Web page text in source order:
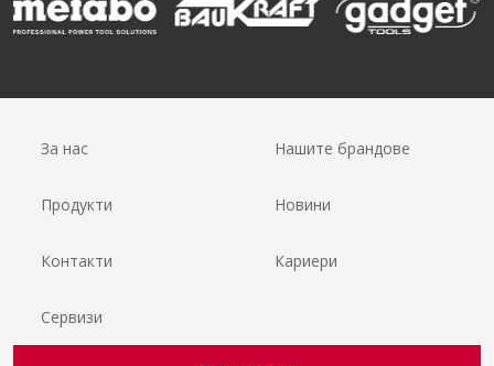
За нас Нашите брандове
Продукти Новини
Контакти Кариери
Сервизи